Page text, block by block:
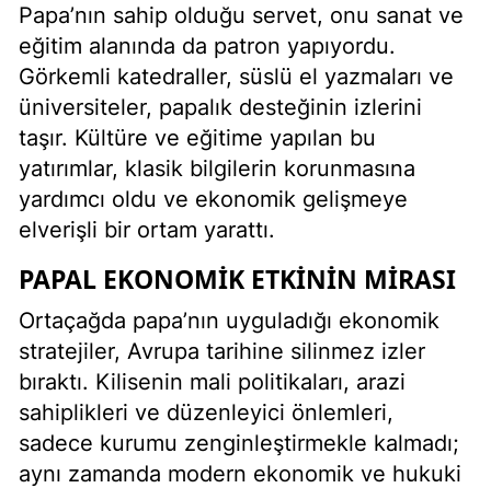
Papa’nın sahip olduğu servet, onu sanat ve
eğitim alanında da patron yapıyordu.
Görkemli katedraller, süslü el yazmaları ve
üniversiteler, papalık desteğinin izlerini
taşır. Kültüre ve eğitime yapılan bu
yatırımlar, klasik bilgilerin korunmasına
yardımcı oldu ve ekonomik gelişmeye
elverişli bir ortam yarattı.
PAPAL EKONOMIK ETKININ MIRASI
Ortaçağda papa’nın uyguladığı ekonomik
stratejiler, Avrupa tarihine silinmez izler
bıraktı. Kilisenin mali politikaları, arazi
sahiplikleri ve düzenleyici önlemleri,
sadece kurumu zenginleştirmekle kalmadı;
aynı zamanda modern ekonomik ve hukuki